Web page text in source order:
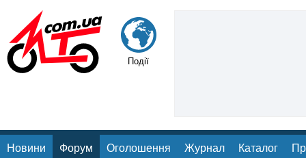
Події
Новини Форум Оголошення Журнал Каталог